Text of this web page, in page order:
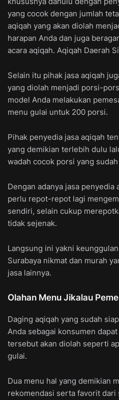
yang cocok dengan jumlah
aqiqah yang akan diolah
harapan Anda dan juga
acara aqiqah. Aqiqah Daerah
Selain itu pihak jasa aqiqah
yang diolah menjadi porsi-
model Anda melakukan
menu gulai untuk 200 porsi.
Pihak penyedia jasa aqiqah
yang demikian terlebih dulu
wadah cocok porsi yang
Dengan adanya jasa penyedia
perlu repot-repot lagi
sendiri, selain cukup
tidak sejenak.
Langsung ini yakni
Surabaya nikmat dan murah
jasa lainnya.
Olahan Menu Jikalau
Daging aqiqah yang sudah
Anda sebagai konsumen
tersebut akan diolah seperti
gulai.
Dua menu hal yang demikian
rekomendasi serta favorit dari